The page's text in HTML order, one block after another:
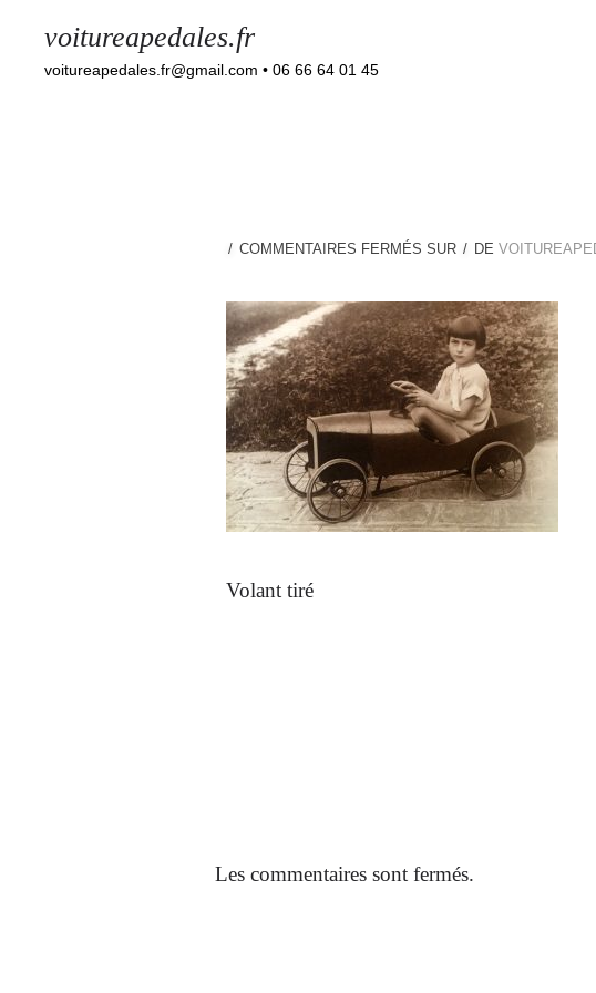
voitureapedales.fr
voitureapedales.fr@gmail.com • 06 66 64 01 45
COMMENTAIRES FERMÉS SUR DE
Volant tiré
Les commentaires sont fermés.